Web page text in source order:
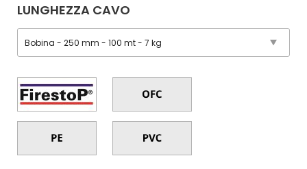
LUNGHEZZA CAVO